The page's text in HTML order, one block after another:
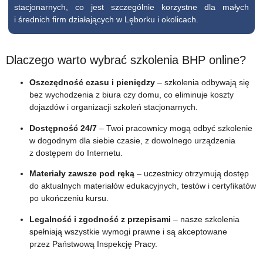
stacjonarnych, co jest szczególnie korzystne dla małych
i średnich firm działających w Lęborku i okolicach.
Dlaczego warto wybrać szkolenia BHP online?
Oszczędność czasu i pieniędzy – szkolenia odbywają się
bez wychodzenia z biura czy domu, co eliminuje koszty
dojazdów i organizacji szkoleń stacjonarnych.
Dostępność 24/7 – Twoi pracownicy mogą odbyć szkolenie
w dogodnym dla siebie czasie, z dowolnego urządzenia
z dostępem do Internetu.
Materiały zawsze pod ręką – uczestnicy otrzymują dostęp
do aktualnych materiałów edukacyjnych, testów i certyfikatów
po ukończeniu kursu.
Legalność i zgodność z przepisami – nasze szkolenia
spełniają wszystkie wymogi prawne i są akceptowane
przez Państwową Inspekcję Pracy.